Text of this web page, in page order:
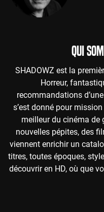
QUI
SHADOWZ est la
Horreur,
recommandations
s’est donné pour
meilleur du cinéma de
nouvelles pépites, des
viennent enrichir un
titres, toutes époques,
découvrir en HD, où que